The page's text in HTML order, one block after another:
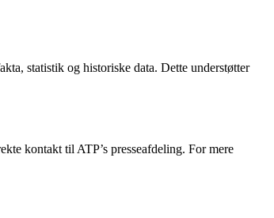
statistik og historiske data. Dette understøtter
kontakt til ATP’s presseafdeling. For mere